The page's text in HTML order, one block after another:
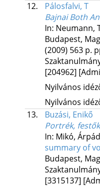
12.
Pálosfalvi, T
Bajnai Both
In: Neumann,
Budapest,
(2009) 563 p.
[204962]
Nyilvános
Nyilvános
13.
Buzási, Enikő
Portrék,
In: Mikó,
summary of
Budapest,
[3315137]